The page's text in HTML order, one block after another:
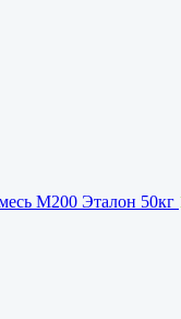
М200 Эталон 50кг